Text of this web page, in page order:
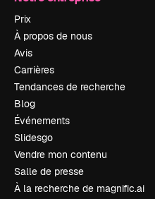
Prix
À propos de nous
Avis
Carrières
Tendances de recherche
Blog
Événements
Slidesgo
Vendre mon contenu
Salle de presse
À la recherche de magnific.ai